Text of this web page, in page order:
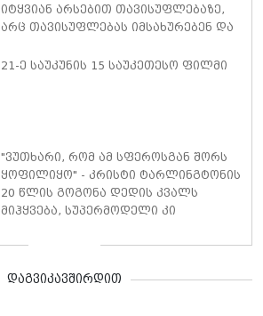
იტყვიან არსებით თავისუფლებაზე,
არც თავისუფლებას იმსახურებენ და
ადამიანების გამონათქვამები
21-ე საუკუნის 15 საუკეთესო ფილმი
"ვუთხარი, რომ ამ სფეროსგან შორს
ყოფილიყო" - კრისტი ტარლინგტონის
20 წლის გოგონა დედის კვალს
მიჰყვება, სუპერმოდელი კი
გადაწყვეტილებას არ დაეთანხმა
დაგვიკავშირდით